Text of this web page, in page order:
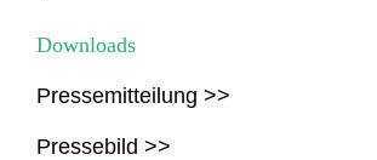
Downloads
Pressemitteilung >>
Pressebild >>